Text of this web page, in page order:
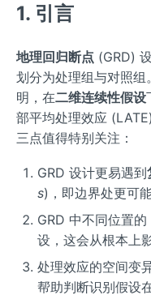
1. 引言
地理回归断点 (GRD)
划分为处理组与对照
明，在二维连续性假设
部平均处理效应
三点值得特别关注：
GRD 设计更易遇到
s)，即边界处更可
GRD 中不同位置
设，这会从根本上
处理效应的空间变
帮助判断识别假设